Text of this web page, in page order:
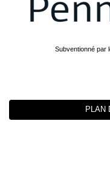
Subventionné par
PLAN